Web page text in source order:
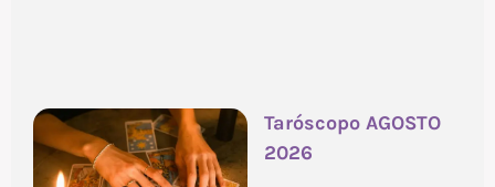
Taróscopo AGOSTO
2026